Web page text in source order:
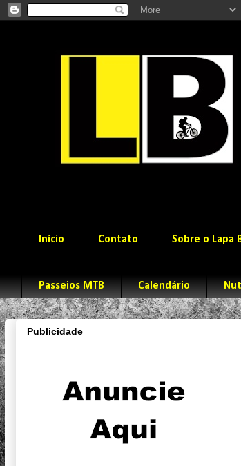
Início Contato Sobre o Lapa
Passeios MTB Calendário
Publicidade